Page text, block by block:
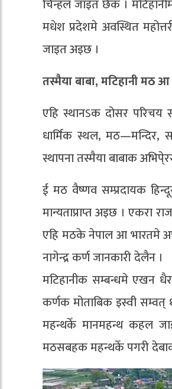
चिन्हल जाइत छैक ।
मधेश प्रदेशमे अवस्थित
जाइत अइछ ।
तस्मैया बाबा, मटिहानी मठ आ
एहि स्थानऽक दोसर परिचय
धार्मिक स्थल, मठ—मन्दिर,
स्थापना तस्मैया बाबाक
ई मठ वैष्णव सम्प्रदायक
मान्यताप्राप्त अइछ । एकरा
एहि मठके नेपाल आ भारतमे
नागेन्द्र कर्ण जानकारी देलैन ।
मटिहानीक सम्बन्धमे एखन
कर्णक मोताबिक इस्वी सम्वत्
महन्थकेँ मानमहन्थ कहल
मठसबहक महन्थकेँ पगरी